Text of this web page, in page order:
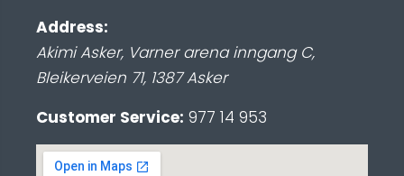
Address:
Akimi Asker, Varner arena inngang C,
Bleikerveien 71, 1387 Asker
Customer Service: 977 14 953